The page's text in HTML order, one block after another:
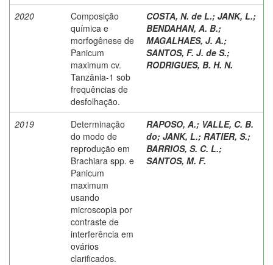
2020
Composição
química e
morfogênese de
Panicum
maximum cv.
Tanzânia-1 sob
frequências de
desfolhação.
COSTA, N. de L.; JANK, L.;
BENDAHAN, A. B.;
MAGALHAES, J. A.;
SANTOS, F. J. de S.;
RODRIGUES, B. H. N.
2019
Determinação
do modo de
reprodução em
Brachiara spp. e
Panicum
maximum
usando
microscopia por
contraste de
interferência em
ovários
clarificados.
RAPOSO, A.; VALLE, C. B.
do; JANK, L.; RATIER, S.;
BARRIOS, S. C. L.;
SANTOS, M. F.